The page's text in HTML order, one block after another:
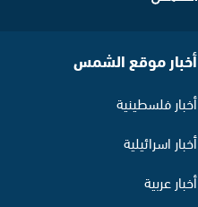
أخبار موقع الشمس
أخبار فلسطينية
أخبار اسرائيلية
أخبار عربية